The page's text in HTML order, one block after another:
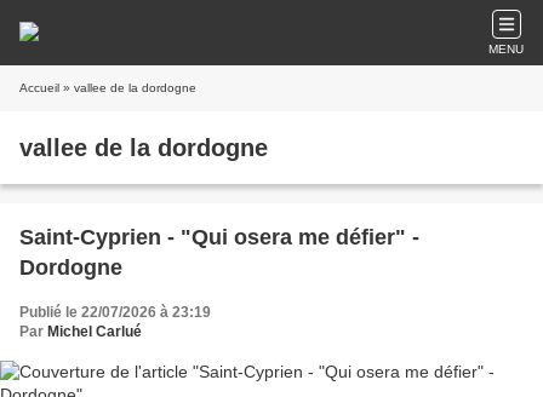
MENU
Accueil » vallee de la dordogne
vallee de la dordogne
Saint-Cyprien - "Qui osera me défier" -
Dordogne
Publié le 22/07/2026 à 23:19
Par Michel Carlué